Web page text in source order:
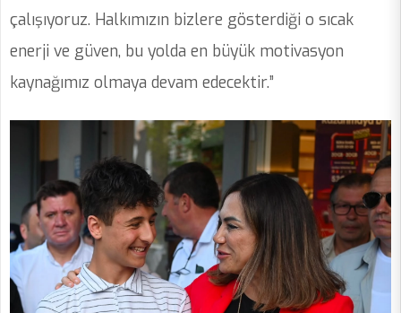
çalışıyoruz. Halkımızın bizlere gösterdiği o sıcak
enerji ve güven, bu yolda en büyük motivasyon
kaynağımız olmaya devam edecektir.”